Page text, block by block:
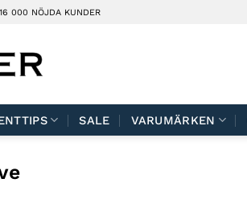
000 NÖJDA KUNDER
SALE VARUMÄRKEN